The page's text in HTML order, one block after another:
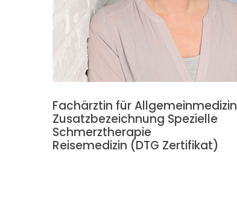
Fachärztin für Allgemeinmedizin
Zusatzbezeichnung Spezielle
Schmerztherapie
Reisemedizin (DTG Zertifikat)